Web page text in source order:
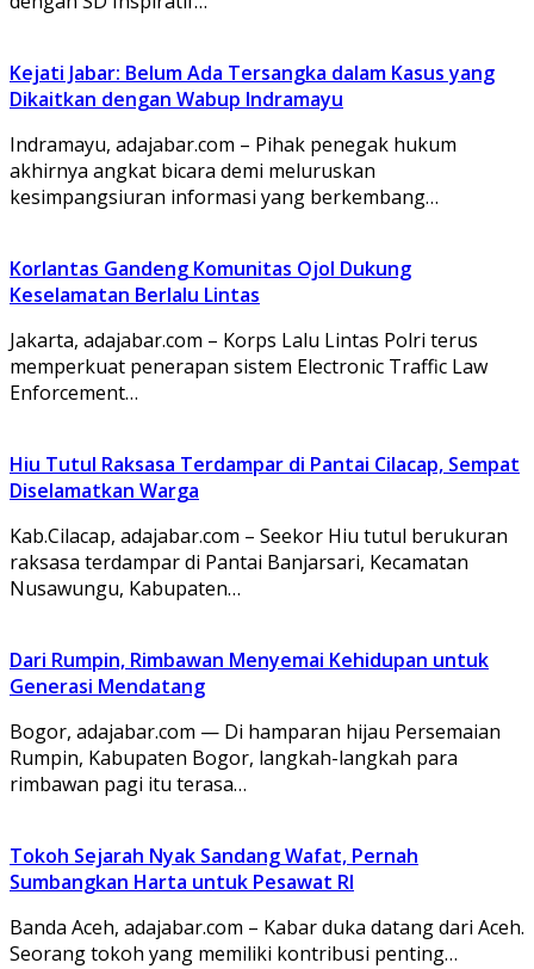
Kejati Jabar: Belum Ada Tersangka dalam Kasus yang
Dikaitkan dengan Wabup Indramayu
Indramayu, adajabar.com – Pihak penegak hukum
akhirnya angkat bicara demi meluruskan
kesimpangsiuran informasi yang berkembang…
Korlantas Gandeng Komunitas Ojol Dukung
Keselamatan Berlalu Lintas
Jakarta, adajabar.com – Korps Lalu Lintas Polri terus
memperkuat penerapan sistem Electronic Traffic Law
Enforcement…
Hiu Tutul Raksasa Terdampar di Pantai Cilacap, Sempat
Diselamatkan Warga
Kab.Cilacap, adajabar.com – Seekor Hiu tutul berukuran
raksasa terdampar di Pantai Banjarsari, Kecamatan
Nusawungu, Kabupaten…
Dari Rumpin, Rimbawan Menyemai Kehidupan untuk
Generasi Mendatang
Bogor, adajabar.com — Di hamparan hijau Persemaian
Rumpin, Kabupaten Bogor, langkah-langkah para
rimbawan pagi itu terasa…
Tokoh Sejarah Nyak Sandang Wafat, Pernah
Sumbangkan Harta untuk Pesawat RI
Banda Aceh, adajabar.com – Kabar duka datang dari Aceh.
Seorang tokoh yang memiliki kontribusi penting…